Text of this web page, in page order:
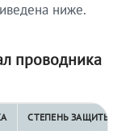
ниже.
проводника
СТЕПЕНЬ ЗАЩИТЫ